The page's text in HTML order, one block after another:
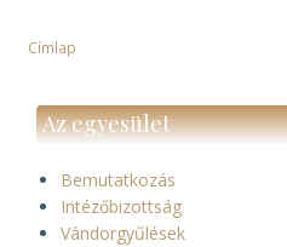
Morzsa
Címlap
Az egyesület
Bemutatkozás
Intézőbizottság
Vándorgyűlések